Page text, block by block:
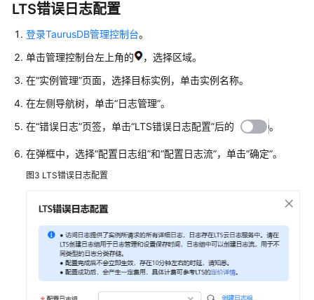
选
型
议
过
IAM
予
的
权
购
买
LTS错误日志配置
登录TaurusDB管理控制台。
单击管理控制台左上角的
，选择区域。
在“实例管理”页面，选择目标实例，单击实例名称。
在左侧导航树，单击“日志管理”。
在“错误日志”页签，单击“LTS错误日志配置”后的 。
在弹框中，选择“配置日志组”和“配置日志流”，单击“确定”。
图3 LTS错误日志配置